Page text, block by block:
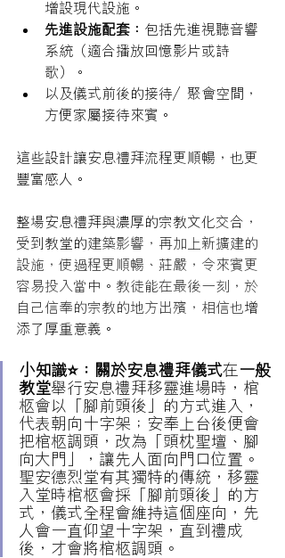
增設現代設施 。
先進設施配套： 包括先進視聽音響
系統（適合播放回憶影片或詩
歌）
。
以及儀式前後的接待／聚會空間，
方便家屬接待來賓。
這些設計讓安息禮拜流程更順暢，也更
豐富感人。
整場安息禮拜與濃厚的宗教文化交合，
受到教堂的建築影響，再加上新擴建的
設施，使過程更順暢、莊嚴，令來賓更
容易投入當中。教徒能在最後一刻，於
自己信奉的宗教的地方出殯，相信也增
添了厚重意義。
小知識⭐：關於安息禮拜儀式在 一般
教堂舉行安息禮拜移靈進場時，棺
柩會以「腳前頭後」的方式進入，
代表朝向十字架；安奉上台後便會
把棺柩調頭，改為「頭枕聖壇、腳
向大門」，讓先人面向門口位置。
聖安德烈堂有其獨特的傳統，移靈
入堂時棺柩會採「腳前頭後」的方
式，儀式全程會維持這個座向，先
人會一直仰望十字架，直到禮成
後，才會將棺柩調頭。